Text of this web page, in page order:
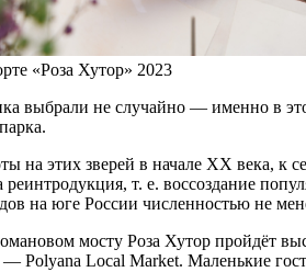
«Роза Хутор» 2023
выбрали не случайно — именно в
на этих зверей в начале XX века,
реинтродукция, т. е. воссоздание
на юге России численностью не
мосту Роза Хутор пройдёт
Polyana Local Market. Маленькие